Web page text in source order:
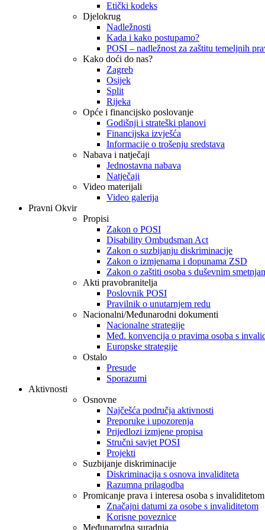
Etički kodeks
Djelokrug
Nadležnosti
Kada i kako postupamo?
POSI – nadležnost za zaštitu temeljnih
Kako doći do nas?
Zagreb
Osijek
Split
Rijeka
Opće i financijsko poslovanje
Godišnji i strateški planovi
Financijska izvješća
Informacije o trošenju sredstava
Nabava i natječaji
Jednostavna nabava
Natječaji
Video materijali
Video galerija
Pravni Okvir
Propisi
Zakon o POSI
Disability Ombudsman Act
Zakon o suzbijanju diskriminacije
Zakon o izmjenama i dopunama ZSD
Zakon o zaštiti osoba s duševnim
Akti pravobranitelja
Poslovnik POSI
Pravilnik o unutarnjem redu
Nacionalni/Međunarodni dokumenti
Nacionalne strategije
Međ. konvencija o pravima osoba s
Europske strategije
Ostalo
Presude
Sporazumi
Aktivnosti
Osnovne
Najčešća područja aktivnosti
Preporuke i upozorenja
Prijedlozi izmjene propisa
Stručni savjet POSI
Projekti
Suzbijanje diskriminacije
Diskriminacija s osnova invaliditeta
Razumna prilagodba
Promicanje prava i interesa osoba s invaliditetom
Značajni datumi za osobe s invaliditetom
Korisne poveznice
Međunarodna suradnja